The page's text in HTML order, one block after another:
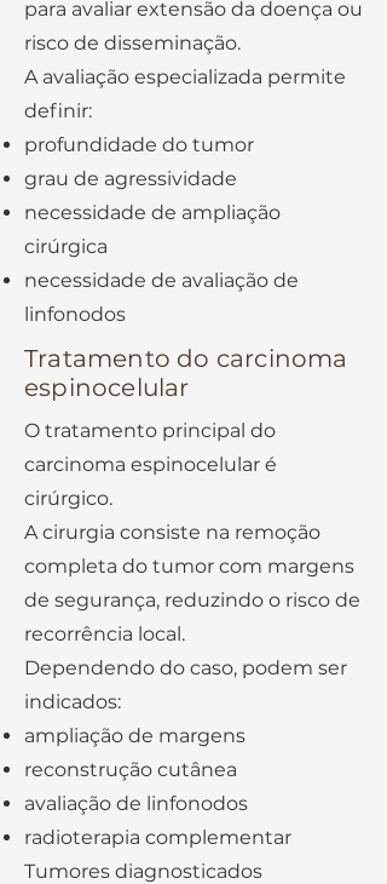
para avaliar extensão da doença ou
risco de disseminação.
A avaliação especializada permite
definir:
profundidade do tumor
grau de agressividade
necessidade de ampliação
cirúrgica
necessidade de avaliação de
linfonodos
Tratamento do carcinoma
espinocelular
O tratamento principal do
carcinoma espinocelular é
cirúrgico.
A cirurgia consiste na remoção
completa do tumor com margens
de segurança, reduzindo o risco de
recorrência local.
Dependendo do caso, podem ser
indicados:
ampliação de margens
reconstrução cutânea
avaliação de linfonodos
radioterapia complementar
Tumores diagnosticados